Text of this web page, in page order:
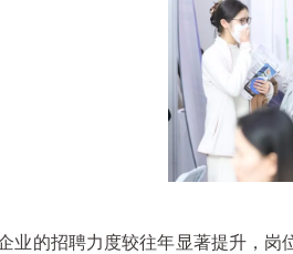
的招聘力度较往年显著提升，岗